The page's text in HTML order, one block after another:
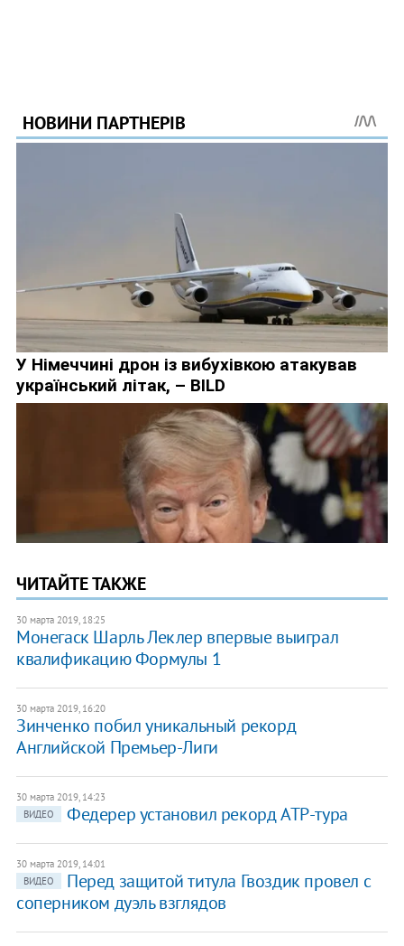
ЧИТАЙТЕ ТАКЖЕ
30 марта 2019, 18:25
​Монегаск Шарль Леклер впервые выиграл
квалификацию Формулы 1
30 марта 2019, 16:20
Зинченко побил уникальный рекорд
Английской Премьер-Лиги
30 марта 2019, 14:23
ВИДЕО
Федерер установил рекорд ATP-тура
30 марта 2019, 14:01
ВИДЕО
Перед защитой титула Гвоздик провел с
соперником дуэль взглядов